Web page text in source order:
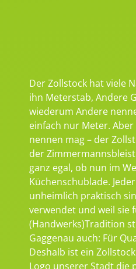
Der Zollstock hat viele
ihn Meterstab, Andere
wiederum Andere
einfach nur Meter.
nennen mag – der
der
ganz egal, ob nun im
Küchenschublade.
unheimlich praktisch
verwendet und weil sie
(Handwerks)Tradition
Gaggenau auch: Für
Deshalb ist ein
Logo unserer Stadt die